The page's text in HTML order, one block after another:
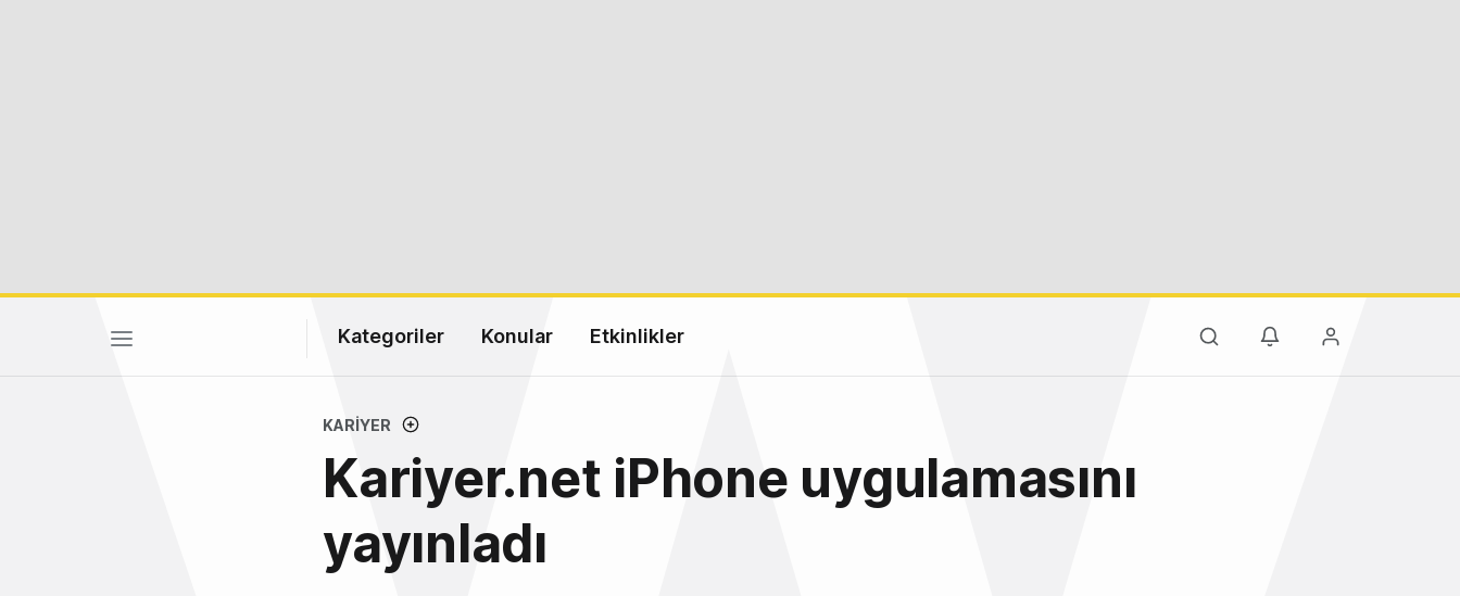
Kategoriler Konular Etkinlikler
KARIYER
Kariyer.net iPhone uygulamasını
yayınladı